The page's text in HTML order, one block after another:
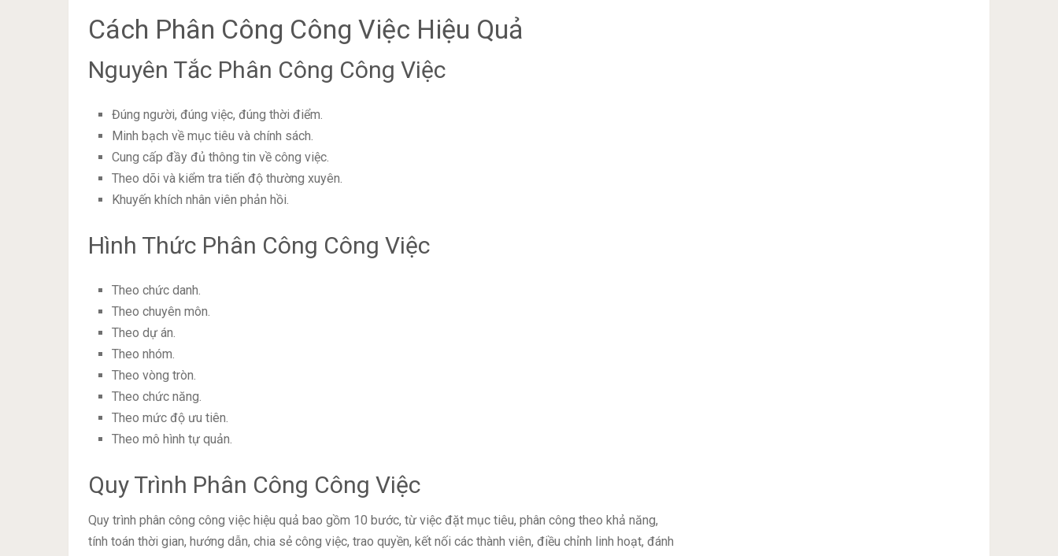
Cách Phân Công Công Việc Hiệu Quả
Nguyên Tắc Phân Công Công Việc
Đúng người, đúng việc, đúng thời điểm.
Minh bạch về mục tiêu và chính sách.
Cung cấp đầy đủ thông tin về công việc.
Theo dõi và kiểm tra tiến độ thường xuyên.
Khuyến khích nhân viên phản hồi.
Hình Thức Phân Công Công Việc
Theo chức danh.
Theo chuyên môn.
Theo dự án.
Theo nhóm.
Theo vòng tròn.
Theo chức năng.
Theo mức độ ưu tiên.
Theo mô hình tự quản.
Quy Trình Phân Công Công Việc
Quy trình phân công công việc hiệu quả bao gồm 10 bước, từ việc đặt mục tiêu, phân công theo khả năng,
tính toán thời gian, hướng dẫn, chia sẻ công việc, trao quyền, kết nối các thành viên, điều chỉnh linh hoạt, đánh